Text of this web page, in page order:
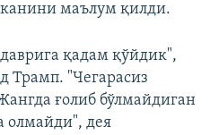
маълум қилди.
қадам қўйдик",
Трамп. "Чегарасиз
ғолиб бўлмайдиган
олмайди", дея